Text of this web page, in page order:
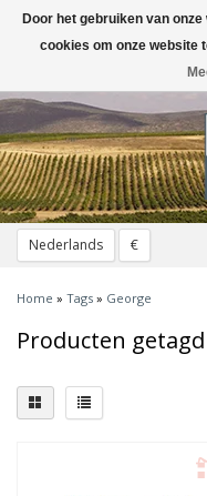
Nederlands €
Toggle
navigation
Home » Tags » George
Producten
Door het gebruiken van
cookies om onze website